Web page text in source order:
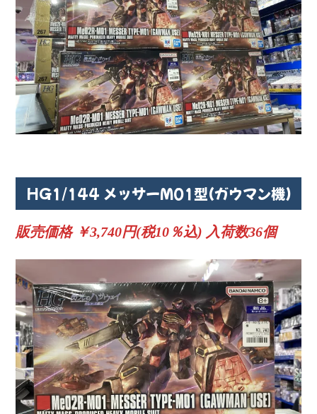
HG1/144 メッサーM01型(ガウマン機)
販売価格 ￥3,740円(税10％込) 入荷数36個